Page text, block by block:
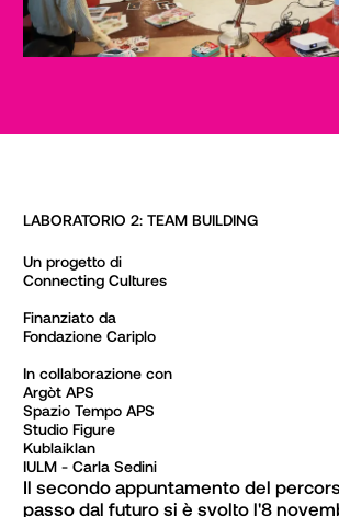
LABORATORIO 2: TEAM BUILDING
Un progetto di
Connecting Cultures
Finanziato da
Fondazione Cariplo
In collaborazione con
Argòt APS
Spazio Tempo APS
Studio Figure
Kublaiklan
IULM - Carla Sedini
Il secondo appuntamento del